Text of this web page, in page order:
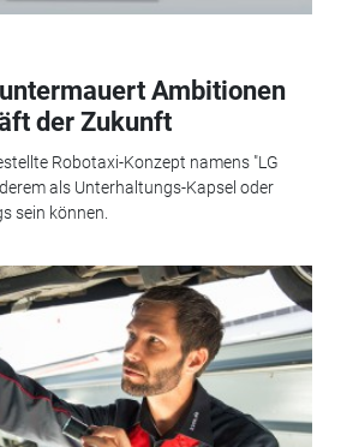
Ambitionen
der Zukunft
Robotaxi-Konzept namens "LG
als Unterhaltungs-Kapsel oder
sein können.